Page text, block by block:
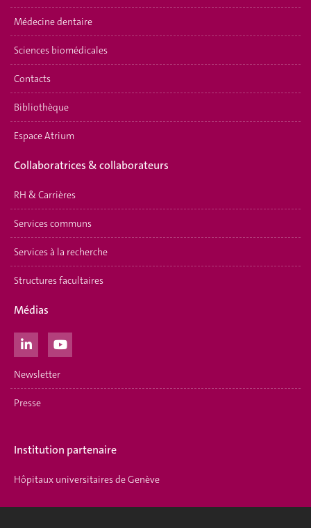
Médecine dentaire
Sciences biomédicales
Contacts
Bibliothèque
Espace Atrium
Collaboratrices & collaborateurs
RH & Carrières
Services communs
Services à la recherche
Structures facultaires
Médias
Newsletter
Presse
Institution partenaire
Hôpitaux universitaires de Genève